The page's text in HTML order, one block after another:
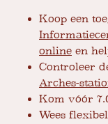
Koop een
online en
Controleer
Arches-
Kom vóór
Wees